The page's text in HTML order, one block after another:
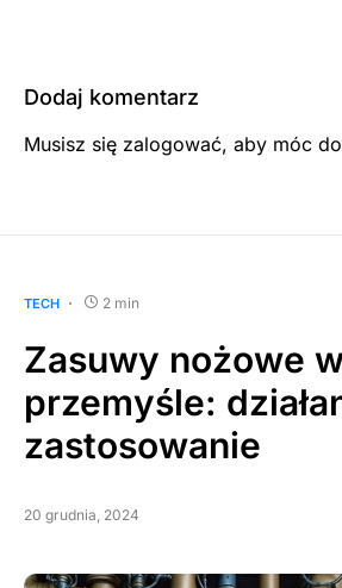
Dodaj komentarz
Musisz się zalogować, aby móc
TECH 2 min
Zasuwy nożowe
przemyśle:
zastosowanie
20 grudnia, 2024